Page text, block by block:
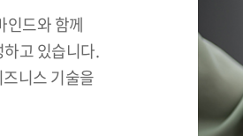
인드와 함께
고 있습니다.
니스 기술을